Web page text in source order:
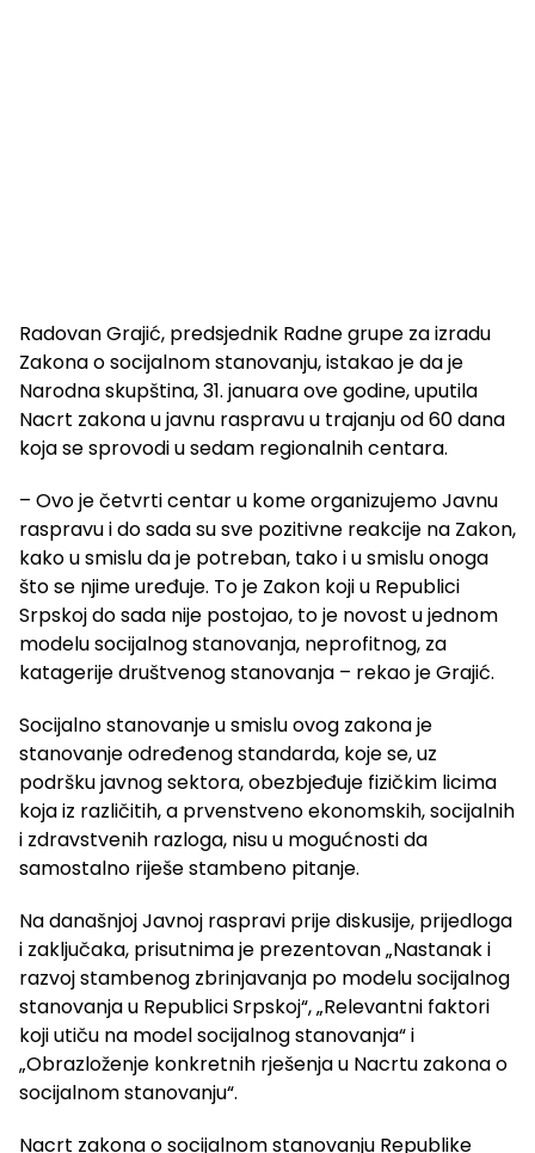
Radovan Grajić, predsjednik Radne grupe za izradu
Zakona o socijalnom stanovanju, istakao je da je
Narodna skupština, 31. januara ove godine, uputila
Nacrt zakona u javnu raspravu u trajanju od 60 dana
koja se sprovodi u sedam regionalnih centara.
– Ovo je četvrti centar u kome organizujemo Javnu
raspravu i do sada su sve pozitivne reakcije na Zakon,
kako u smislu da je potreban, tako i u smislu onoga
što se njime uređuje. To je Zakon koji u Republici
Srpskoj do sada nije postojao, to je novost u jednom
modelu socijalnog stanovanja, neprofitnog, za
katagerije društvenog stanovanja – rekao je Grajić.
Socijalno stanovanje u smislu ovog zakona je
stanovanje određenog standarda, koje se, uz
podršku javnog sektora, obezbjeđuje fizičkim licima
koja iz različitih, a prvenstveno ekonomskih, socijalnih
i zdravstvenih razloga, nisu u mogućnosti da
samostalno riješe stambeno pitanje.
Na današnjoj Javnoj raspravi prije diskusije, prijedloga
i zaključaka, prisutnima je prezentovan „Nastanak i
razvoj stambenog zbrinjavanja po modelu socijalnog
stanovanja u Republici Srpskoj“, „Relevantni faktori
koji utiču na model socijalnog stanovanja“ i
„Obrazloženje konkretnih rješenja u Nacrtu zakona o
socijalnom stanovanju“.
Nacrt zakona o socijalnom stanovanju Republike